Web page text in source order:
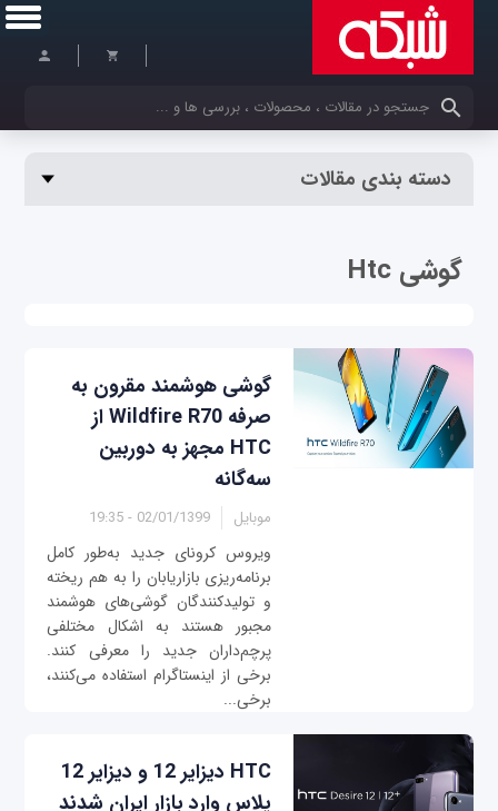
کلمات کلیدی خود را وارد کنید
دسته بندی مقالات
گوشی Htc
گوشی هوشمند مقرون به
صرفه Wildfire R70 از
HTC مجهز به دوربین
سه‌گانه
موبایل 02/01/1399 - 19:35
ویروس کرونای جدید به‌طور کامل
برنامه‌ریزی بازاریابان را به هم ریخته
و تولیدکنندگان گوشی‌های هوشمند
مجبور هستند به اشکال مختلفی
پرچم‌داران جدید را معرفی کنند.
برخی از اینستاگرام استفاده می‌کنند،
برخی...
HTC دیزایر 12 و دیزایر 12
پلاس وارد بازار ایران شدند